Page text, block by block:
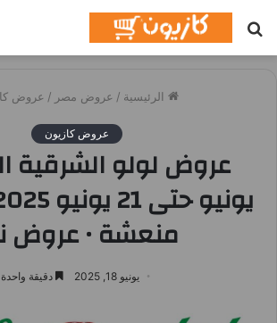
عن
الرئيسية / عروض مصر / عروض
عروض كازيون
منعشة • عروض
يونيو 18, 2025 دقيقة واحدة